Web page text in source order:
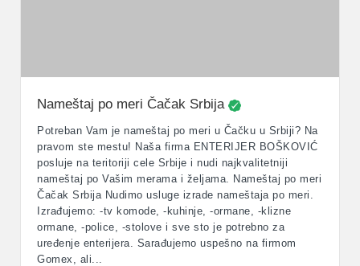
Nameštaj po meri Čačak Srbija
Potreban Vam je nameštaj po meri u Čačku u Srbiji? Na
pravom ste mestu! Naša firma ENTERIJER BOŠKOVIĆ
posluje na teritoriji cele Srbije i nudi najkvalitetniji
nameštaj po Vašim merama i željama. Nameštaj po meri
Čačak Srbija Nudimo usluge izrade nameštaja po meri.
Izrađujemo: -tv komode, -kuhinje, -ormane, -klizne
ormane, -police, -stolove i sve sto je potrebno za
uređenje enterijera. Sarađujemo uspešno na firmom
Gomex, ali...